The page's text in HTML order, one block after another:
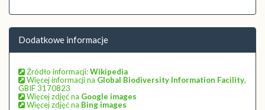
Dodatkowe informacje
Źródło informacji:Wikipedia
Więcej informacji na Global Biodiversity Information Facility,
GBIF 3170823
Więcej zdjęć na Google images
Więcej zdjęć na Bing images